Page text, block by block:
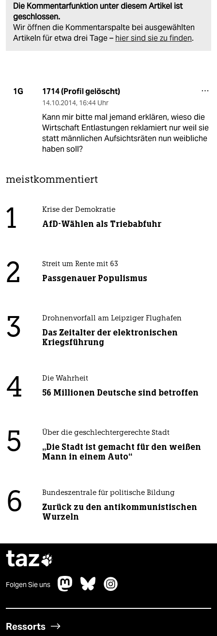
Die Kommentarfunktion unter diesem Artikel ist
geschlossen.
Wir öffnen die Kommentarspalte bei ausgewählten
Artikeln für etwa drei Tage – hier sind sie zu finden.
1G 1714 (Profil gelöscht)
14.10.2014, 16:44 Uhr
Kann mir bitte mal jemand erklären, wieso die
Wirtschaft Entlastungen reklamiert nur weil sie
statt männlichen Aufsichtsräten nun weibliche
haben soll?
meistkommentiert
1 Krise der Demokratie
AfD-Wählen als Triebabfuhr
2 Streit um Rente mit 63
Passgenauer Populismus
3 Drohnenvorfall am Leipziger Flughafen
Das Zeitalter der elektronischen
Kriegsführung
4 Die Wahrheit
56 Millionen Deutsche sind betroffen
5 Über die geschlechtergerechte Stadt
„Die Stadt ist gemacht für den weißen
Mann in einem Auto“
6 Bundeszentrale für politische Bildung
Zurück zu den antikommunistischen
Wurzeln
taz
Folgen Sie uns
Ressorts